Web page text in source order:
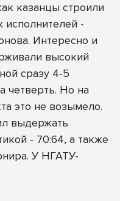
казанцы строили
исполнителей -
Интересно и
высокий
сразу 4-5
четверть. Но на
это не возымело.
выдержать
- 70:64, а также
У НГАТУ-